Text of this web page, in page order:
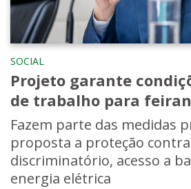
SOCIAL
Projeto garante
de trabalho para
Fazem parte das medidas
proposta a proteção
discriminatório, acesso a
energia elétrica